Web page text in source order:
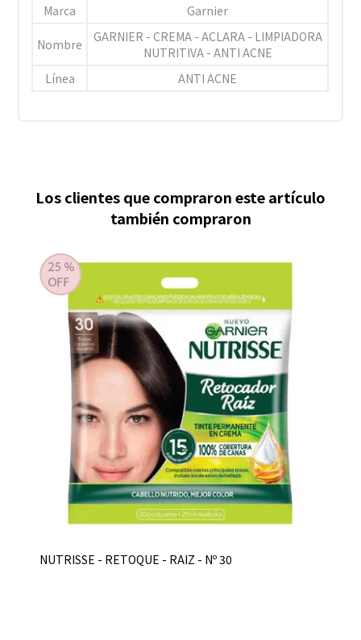
Marca Garnier
Nombre
GARNIER - CREMA - ACLARA - LIMPIADORA
NUTRITIVA - ANTI ACNE
Línea
ANTI ACNE
Los clientes que compraron este artículo
también compraron
NUTRISSE - RETOQUE - RAIZ - Nº 30